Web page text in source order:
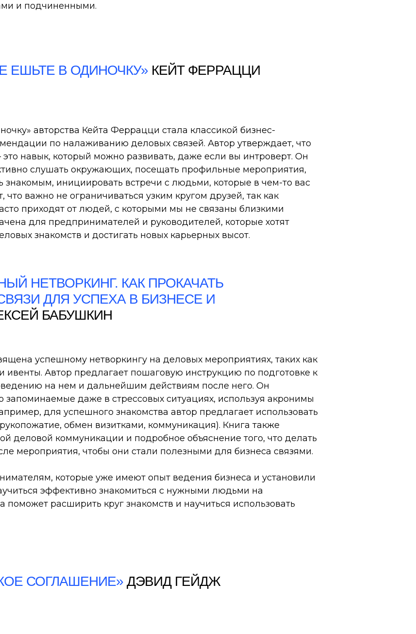
и подчиненными.
ЕШЬТЕ В ОДИНОЧКУ» КЕЙТ ФЕРРАЦЦИ
авторства Кейта Феррацци стала классикой бизнес-
по налаживанию деловых связей. Автор утверждает, что
навык, который можно развивать, даже если вы интроверт. Он
слушать окружающих, посещать профильные мероприятия,
знакомым, инициировать встречи с людьми, которые в чем-то вас
что важно не ограничиваться узким кругом друзей, так как
приходят от людей, с которыми мы не связаны близкими
для предпринимателей и руководителей, которые хотят
знакомств и достигать новых карьерных высот.
НЕТВОРКИНГ. КАК ПРОКАЧАТЬ
ДЛЯ УСПЕХА В БИЗНЕСЕ И
БАБУШКИН
успешному нетворкингу на деловых мероприятиях, таких как
ивенты. Автор предлагает пошаговую инструкцию по подготовке к
на нем и дальнейшим действиям после него. Он
запоминаемые даже в стрессовых ситуациях, используя акронимы
для успешного знакомства автор предлагает использовать
обмен визитками, коммуникация). Книга также
деловой коммуникации и подробное объяснение того, что делать
мероприятия, чтобы они стали полезными для бизнеса связями.
которые уже имеют опыт ведения бизнеса и установили
эффективно знакомиться с нужными людьми на
расширить круг знакомств и научиться использовать
СОГЛАШЕНИЕ» ДЭВИД ГЕЙДЖ